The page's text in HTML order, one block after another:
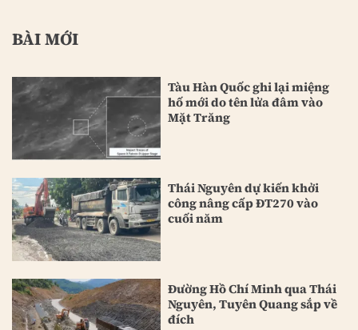
BÀI MỚI
Tàu Hàn Quốc ghi lại miệng
hố mới do tên lửa đâm vào
Mặt Trăng
Thái Nguyên dự kiến khởi
công nâng cấp ĐT270 vào
cuối năm
Đường Hồ Chí Minh qua Thái
Nguyên, Tuyên Quang sắp về
đích